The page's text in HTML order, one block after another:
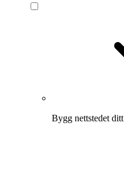
Bygg nettstedet ditt